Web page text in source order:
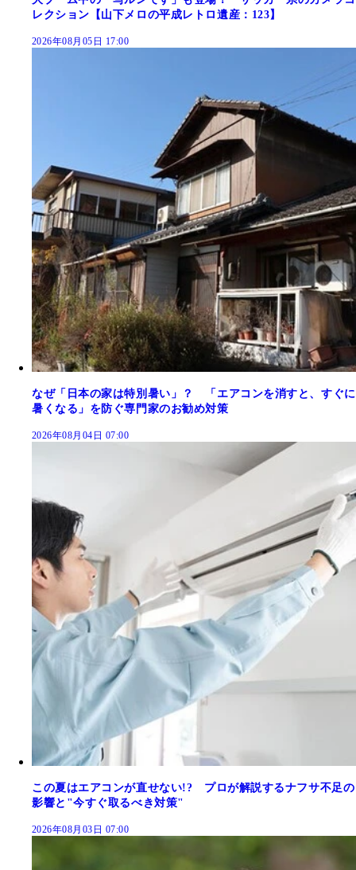
レクション【山下メロの平成レトロ遺産：123】
2026年08月05日 17:00
なぜ「日本の家は特別暑い」？ 「エアコンを消すと、すぐに
暑くなる」を防ぐ専門家のお勧め対策
2026年08月04日 07:00
この夏はエアコンが直せない!? プロが解説するナフサ不足の
影響と"今すぐ取るべき対策"
2026年08月03日 07:00